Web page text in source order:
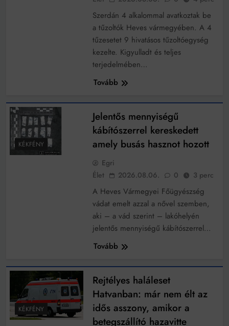
Szerdán 4 alkalommal avatkoztak be
a tűzoltók Heves vármegyében. A 4
tűzesetet 9 hivatásos tűzoltóegység
kezelte. Kigyulladt és teljes
terjedelmében…
Tovább
KÉKFÉNY
Jelentős mennyiségű
kábítószerrel kereskedett
amely busás hasznot hozott
Egri
Élet
2026.08.06. 0 3 perc
A Heves Vármegyei Főügyészség
vádat emelt azzal a nővel szemben,
aki – a vád szerint – lakóhelyén
jelentős mennyiségű kábítószerrel…
Tovább
KÉKFÉNY
Rejtélyes haláleset
Hatvanban: már nem élt az
idős asszony, amikor a
betegszállító hazavitte